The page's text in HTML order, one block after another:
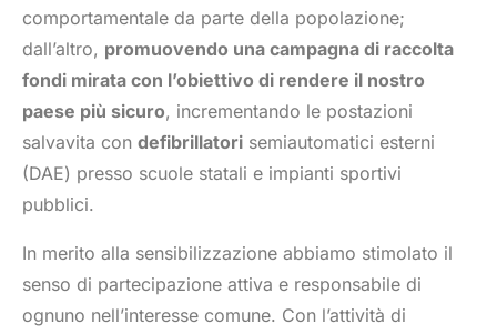
comportamentale da parte della popolazione;
dall’altro, promuovendo una campagna di raccolta
fondi mirata con l’obiettivo di rendere il nostro
paese più sicuro, incrementando le postazioni
salvavita con defibrillatori semiautomatici esterni
(DAE) presso scuole statali e impianti sportivi
pubblici.
In merito alla sensibilizzazione abbiamo stimolato il
senso di partecipazione attiva e responsabile di
ognuno nell’interesse comune. Con l’attività di